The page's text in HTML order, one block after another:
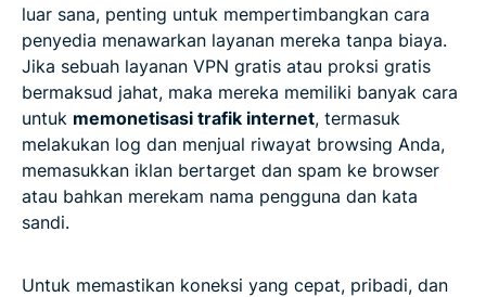
luar sana, penting untuk mempertimbangkan cara
penyedia menawarkan layanan mereka tanpa biaya.
Jika sebuah layanan VPN gratis atau proksi gratis
bermaksud jahat, maka mereka memiliki banyak cara
untuk memonetisasi trafik internet, termasuk
melakukan log dan menjual riwayat browsing Anda,
memasukkan iklan bertarget dan spam ke browser
atau bahkan merekam nama pengguna dan kata
sandi.
Untuk memastikan koneksi yang cepat, pribadi, dan